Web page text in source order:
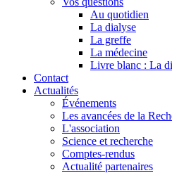
Au quotidien
La dialyse
La greffe
La médecine
Livre blanc : La
Contact
Actualités
Événements
Les avancées de la
L'association
Science et recherche
Comptes-rendus
Actualité partenaires